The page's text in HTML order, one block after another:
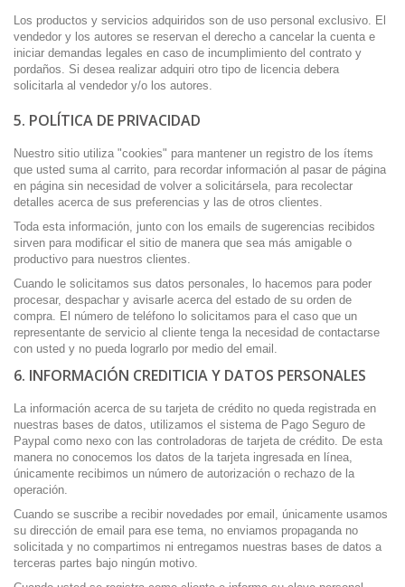
Los productos y servicios adquiridos son de uso personal exclusivo. El
vendedor y los autores se reservan el derecho a cancelar la cuenta e
iniciar demandas legales en caso de incumplimiento del contrato y
pordaños. Si desea realizar adquiri otro tipo de licencia debera
solicitarla al vendedor y/o los autores.
5. POLÍTICA DE PRIVACIDAD
Nuestro sitio utiliza "cookies" para mantener un registro de los ítems
que usted suma al carrito, para recordar información al pasar de página
en página sin necesidad de volver a solicitársela, para recolectar
detalles acerca de sus preferencias y las de otros clientes.
Toda esta información, junto con los emails de sugerencias recibidos
sirven para modificar el sitio de manera que sea más amigable o
productivo para nuestros clientes.
Cuando le solicitamos sus datos personales, lo hacemos para poder
procesar, despachar y avisarle acerca del estado de su orden de
compra. El número de teléfono lo solicitamos para el caso que un
representante de servicio al cliente tenga la necesidad de contactarse
con usted y no pueda lograrlo por medio del email.
6. INFORMACIÓN CREDITICIA Y DATOS PERSONALES
La información acerca de su tarjeta de crédito no queda registrada en
nuestras bases de datos, utilizamos el sistema de Pago Seguro de
Paypal como nexo con las controladoras de tarjeta de crédito. De esta
manera no conocemos los datos de la tarjeta ingresada en línea,
únicamente recibimos un número de autorización o rechazo de la
operación.
Cuando se suscribe a recibir novedades por email, únicamente usamos
su dirección de email para ese tema, no enviamos propaganda no
solicitada y no compartimos ni entregamos nuestras bases de datos a
terceras partes bajo ningún motivo.